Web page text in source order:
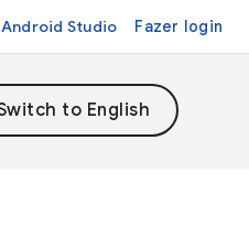
Android Studio Fazer login